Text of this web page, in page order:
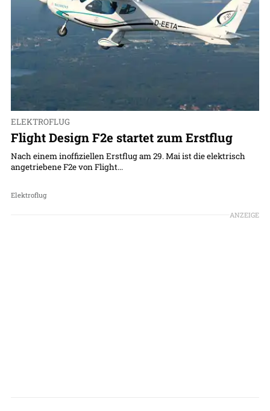
ELEKTROFLUG
Flight Design F2e startet zum Erstflug
Nach einem inoffiziellen Erstflug am 29. Mai ist die elektrisch
angetriebene F2e von Flight...
Elektroflug
ANZEIGE